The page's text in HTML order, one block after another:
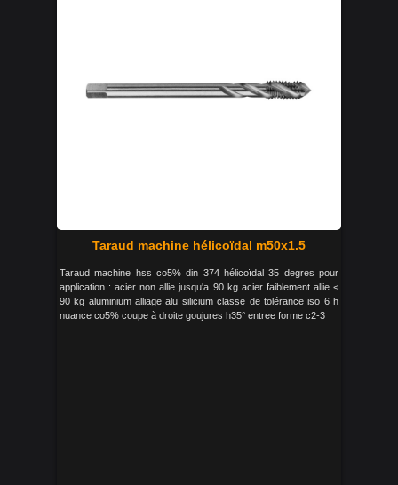
Taraud machine hélicoïdal m50x1.5
Taraud machine hss co5% din 374 hélicoïdal 35 degres pour
application : acier non allie jusqu'a 90 kg acier faiblement allie <
90 kg aluminium alliage alu silicium classe de tolérance iso 6 h
nuance co5% coupe à droite goujures h35° entree forme c2-3